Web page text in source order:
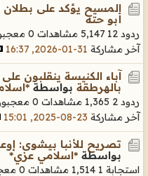
المسيح يؤكد على بطلان
أبو حته
ردود 12 5,147 مشاهدات
0 معجبون
آخر مشاركة 31-01-2026, 16:37
آباء الكنيسة ينقلبون
بالهرطقة بواسطة
ردود 2 1,365 مشاهدات
0 معجبون
آخر مشاركة 23-08-2025, 15:01
تصريح للأنبا بيشوى:
بواسطة *اسلامي عزي*
استجابة 1 1,514 مشاهدات
0 معجبون